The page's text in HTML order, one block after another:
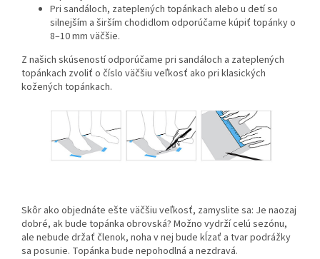
Pri sandáloch, zateplených topánkach alebo u detí so
silnejším a širším chodidlom odporúčame kúpiť topánky o
8–10 mm väčšie.
Z našich skúseností odporúčame pri sandáloch a zateplených
topánkach zvoliť o číslo väčšiu veľkosť ako pri klasických
kožených topánkach.
Skôr ako objednáte ešte väčšiu veľkosť, zamyslite sa: Je naozaj
dobré, ak bude topánka obrovská? Možno vydrží celú sezónu,
ale nebude držať členok, noha v nej bude kĺzať a tvar podrážky
sa posunie. Topánka bude nepohodlná a nezdravá.